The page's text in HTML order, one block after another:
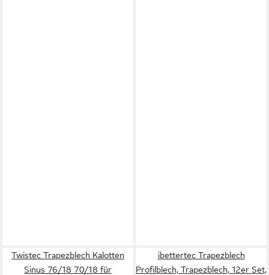
Twistec Trapezblech Kalotten
Sinus 76/18 70/18 für
ibettertec Trapezblech
Profilblech, Trapezblech, 12er Set,